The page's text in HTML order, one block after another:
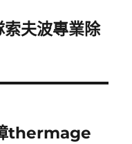
夫波專業除
thermage